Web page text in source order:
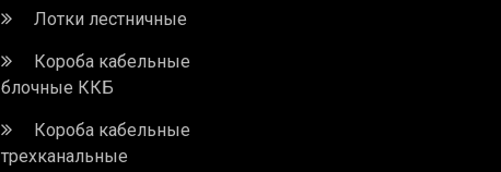
Лотки лестничные
Короба кабельные
блочные ККБ
Короба кабельные
трехканальные